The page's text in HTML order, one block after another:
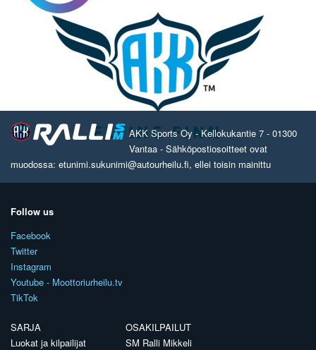
AKK Sports Oy - Kellokukantie 7 - 01300
Vantaa - Sähköpostiosoitteet ovat
muodossa: etunimi.sukunimi@autourheilu.fi, ellei toisin mainittu
Follow us
Facebook
Twitter
Instagram
Youtube - Moottoriurheilu.tv
TikTok
SARJA
Luokat ja kilpailijat
OSAKILPAILUT
SM Ralli Mikkeli